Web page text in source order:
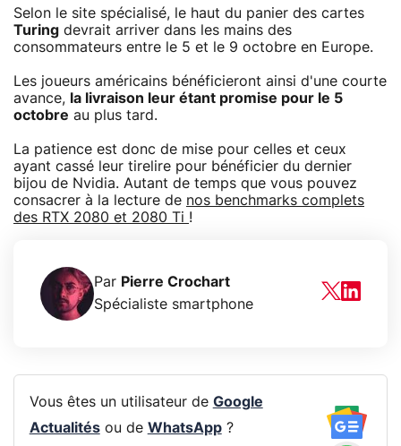
Selon le site spécialisé, le haut du panier des cartes
Turing devrait arriver dans les mains des
consommateurs entre le 5 et le 9 octobre en Europe.
Les joueurs américains bénéficieront ainsi d'une courte
avance, la livraison leur étant promise pour le 5
octobre au plus tard.
La patience est donc de mise pour celles et ceux
ayant cassé leur tirelire pour bénéficier du dernier
bijou de Nvidia. Autant de temps que vous pouvez
consacrer à la lecture de nos benchmarks complets
des RTX 2080 et 2080 Ti !
Par Pierre Crochart
Spécialiste smartphone
Vous êtes un utilisateur de Google
Actualitésou de WhatsApp?